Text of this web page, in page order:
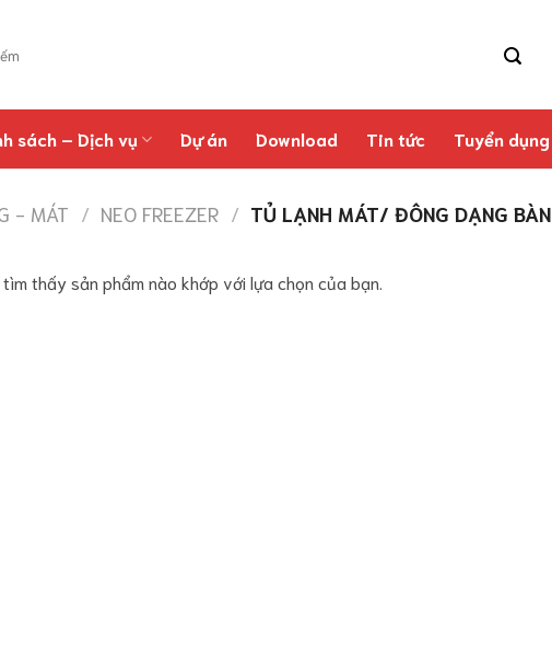
sách – Dịch vụ Dự án Download Tin tức Tuyển dụng
- MÁT / NEO FREEZER / TỦ LẠNH MÁT/ ĐÔNG DẠNG BÀN
tìm thấy sản phẩm nào khớp với lựa chọn của bạn.